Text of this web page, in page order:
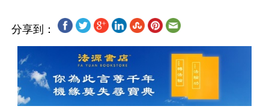
分享到：